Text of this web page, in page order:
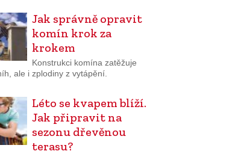
Jak správně opravit
komín krok za
krokem
Konstrukci komína zatěžuje
ale i zplodiny z vytápění.
Léto se kvapem blíží.
Jak připravit na
sezonu dřevěnou
terasu?